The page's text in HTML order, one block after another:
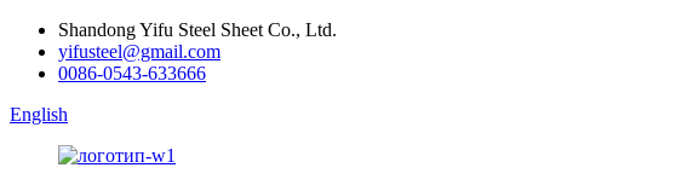
Shandong Yifu Steel Sheet Co., Ltd.
yifusteel@gmail.com
0086-0543-633666
English